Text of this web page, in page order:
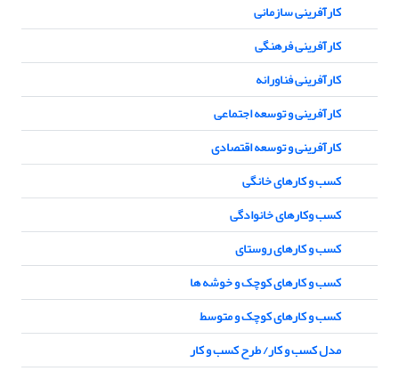
کارآفرینی سازمانی
کارآفرینی فرهنگی
کارآفرینی فناورانه
کارآفرینی و توسعه اجتماعی
کارآفرینی و توسعه اقتصادی
کسب و کارهای خانگی
کسب وکارهای خانوادگی
کسب و کارهای روستای
کسب و کارهای کوچک و خوشه ها
کسب و کارهای کوچک و متوسط
مدل کسب و کار/ طرح کسب و کار